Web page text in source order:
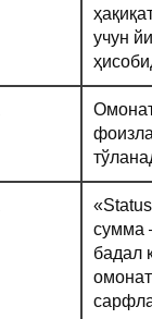
учун
сумма
бадал